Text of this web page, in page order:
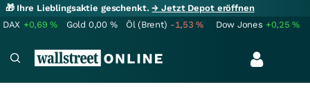
🎁 Ihre Lieblingsaktie geschenkt.→ Jetzt Depot eröffnen
DAX +0,69% Gold 0,00 % Öl (Brent) -1,53% Dow Jones +0,25%